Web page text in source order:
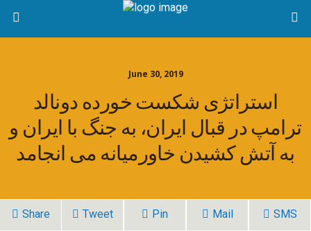
June 30, 2019
استراتژی شکست خورده دونالد
ترامپ در قبال ایران، به جنگ با ایران و
به آتش کشیدن خاورمیانه می انجامد
Share Tweet Pin Mail SMS